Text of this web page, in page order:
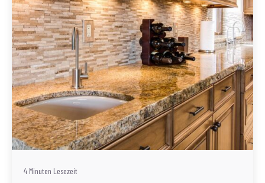
Geschrieben von
Redaktion Immofragen Scheibbs (AT)
4 Minuten Lesezeit